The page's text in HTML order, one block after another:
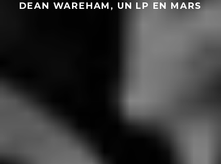
DEAN WAREHAM, UN LP EN MARS